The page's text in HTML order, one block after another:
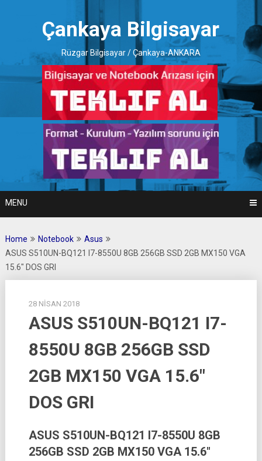
Çankaya Bilgisayar
Rüzgar Bilgisayar / Çankaya-ANKARA
MENU
Home Notebook
Asus
ASUS S510UN-BQ121 I7-8550U 8GB 256GB SSD 2GB MX150 VGA
15.6″ DOS GRI
28 NISAN 2018
ASUS S510UN-BQ121 I7-
8550U 8GB 256GB SSD
2GB MX150 VGA 15.6″
DOS GRI
ASUS S510UN-BQ121 I7-8550U 8GB
256GB SSD 2GB MX150 VGA 15.6″